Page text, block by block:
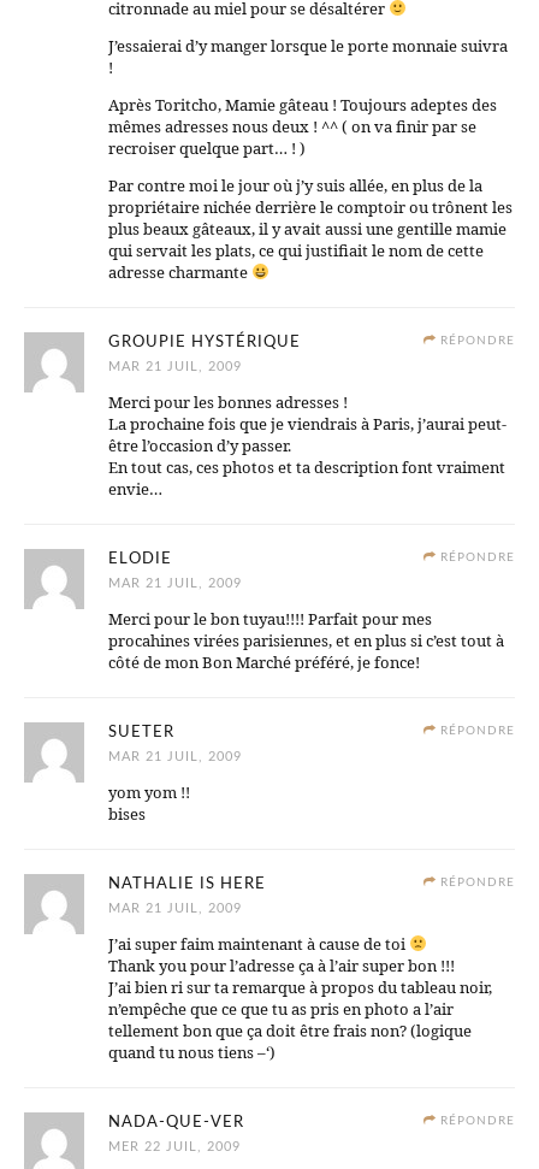
citronnade au miel pour se désaltérer
J’essaierai d’y manger lorsque le porte monnaie suivra
!
Après Toritcho, Mamie gâteau ! Toujours adeptes des
mêmes adresses nous deux ! ^^ ( on va finir par se
recroiser quelque part… ! )
Par contre moi le jour où j’y suis allée, en plus de la
propriétaire nichée derrière le comptoir ou trônent les
plus beaux gâteaux, il y avait aussi une gentille mamie
qui servait les plats, ce qui justifiait le nom de cette
adresse charmante
RÉPONDRE
GROUPIE HYSTÉRIQUE
MAR 21 JUIL, 2009
Merci pour les bonnes adresses !
La prochaine fois que je viendrais à Paris, j’aurai peut-
être l’occasion d’y passer.
En tout cas, ces photos et ta description font vraiment
envie…
RÉPONDRE
ELODIE
MAR 21 JUIL, 2009
Merci pour le bon tuyau!!!! Parfait pour mes
procahines virées parisiennes, et en plus si c’est tout à
côté de mon Bon Marché préféré, je fonce!
RÉPONDRE
SUETER
MAR 21 JUIL, 2009
yom yom !!
bises
RÉPONDRE
NATHALIE IS HERE
MAR 21 JUIL, 2009
J’ai super faim maintenant à cause de toi
Thank you pour l’adresse ça à l’air super bon !!!
J’ai bien ri sur ta remarque à propos du tableau noir,
n’empêche que ce que tu as pris en photo a l’air
tellement bon que ça doit être frais non? (logique
quand tu nous tiens –‘)
RÉPONDRE
NADA-QUE-VER
MER 22 JUIL, 2009